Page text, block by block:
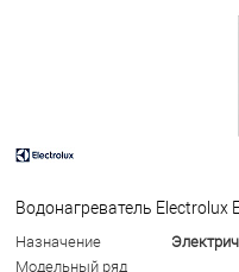
Водонагреватель Electrolux
Назначение
Модельный ряд